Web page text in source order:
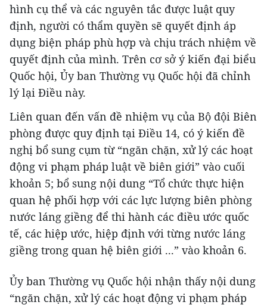
hình cụ thể và các nguyên tắc được luật quy
định, người có thẩm quyền sẽ quyết định áp
dụng biện pháp phù hợp và chịu trách nhiệm về
quyết định của mình. Trên cơ sở ý kiến đại biểu
Quốc hội, Ủy ban Thường vụ Quốc hội đã chỉnh
lý lại Điều này.
Liên quan đến vấn đề nhiệm vụ của Bộ đội Biên
phòng được quy định tại Điều 14, có ý kiến đề
nghị bổ sung cụm từ “ngăn chặn, xử lý các hoạt
động vi phạm pháp luật về biên giới” vào cuối
khoản 5; bổ sung nội dung “Tổ chức thực hiện
quan hệ phối hợp với các lực lượng biên phòng
nước láng giềng để thi hành các điều ước quốc
tế, các hiệp ước, hiệp định với từng nước láng
giềng trong quan hệ biên giới ...” vào khoản 6.
Ủy ban Thường vụ Quốc hội nhận thấy nội dung
“ngăn chặn, xử lý các hoạt động vi phạm pháp